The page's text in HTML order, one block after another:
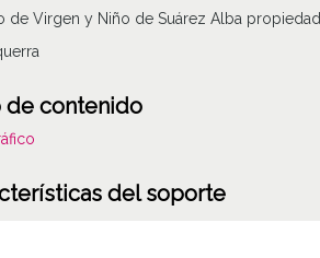
de Virgen y Niño de Suárez Alba propiedad
de contenido
del soporte